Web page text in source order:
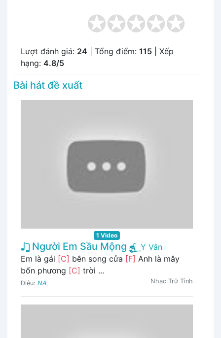
Lượt đánh giá: 24 | Tổng điểm: 115 | Xếp
hạng: 4.8/5
Bài hát đề xuất
1 Video
Người Em Sầu Mộng
Y Vân
Em là gái [C] bên song cửa [F] Anh là mây
bốn phương [C] trời ...
Điệu: NA Nhạc Trữ Tình